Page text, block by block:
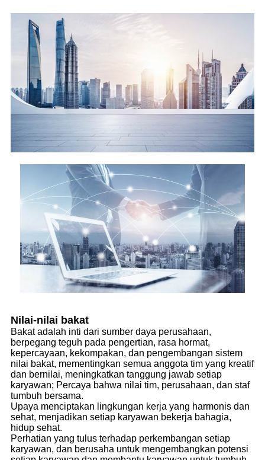
Nilai-nilai bakat
Bakat adalah inti dari sumber daya perusahaan,
berpegang teguh pada pengertian, rasa hormat,
kepercayaan, kekompakan, dan pengembangan sistem
nilai bakat, mementingkan semua anggota tim yang kreatif
dan bernilai, meningkatkan tanggung jawab setiap
karyawan; Percaya bahwa nilai tim, perusahaan, dan staf
tumbuh bersama.
Upaya menciptakan lingkungan kerja yang harmonis dan
sehat, menjadikan setiap karyawan bekerja bahagia,
hidup sehat.
Perhatian yang tulus terhadap perkembangan setiap
karyawan, dan berusaha untuk mengembangkan potensi